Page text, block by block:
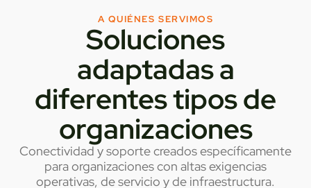
A QUIÉNES SERVIMOS
Soluciones
adaptadas a
diferentes tipos de
organizaciones
Conectividad y soporte creados específicamente
para organizaciones con altas exigencias
operativas, de servicio y de infraestructura.